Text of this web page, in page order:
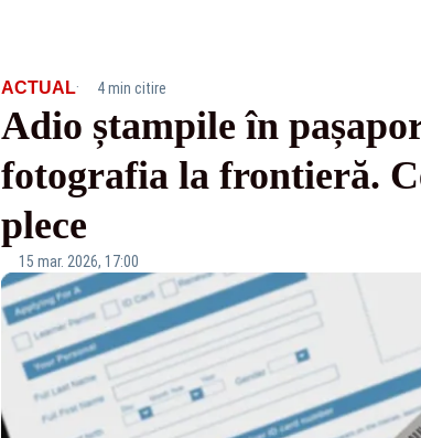
ACTUAL· 4 min citire
Adio ștampile în
fotografia la frontieră.
plece
15 mar. 2026, 17:00